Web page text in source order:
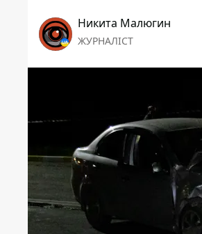
Никита Малюгин
ЖУРНАЛІСТ